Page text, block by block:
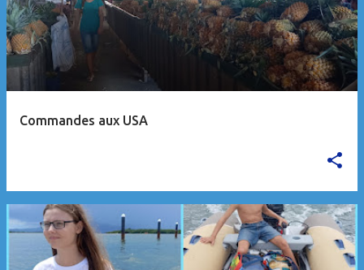
Commandes aux USA